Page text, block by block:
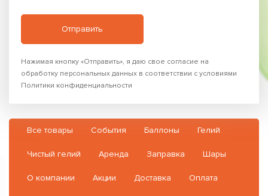
Нажимая кнопку «Отправить», я даю свое согласие на
обработку персональных данных в соответствии с условиями
Политики конфиденциальности
Все товары События Баллоны Гелий
Чистый гелий Аренда Заправка Шары
О компании Акции Доставка Оплата